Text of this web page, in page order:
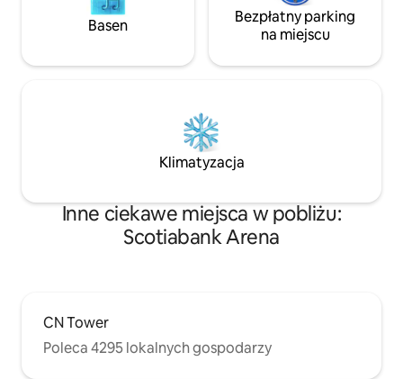
Basen
Bezpłatny parking
na miejscu
Klimatyzacja
Inne ciekawe miejsca w pobliżu:
Scotiabank Arena
CN Tower
Poleca 4295 lokalnych gospodarzy